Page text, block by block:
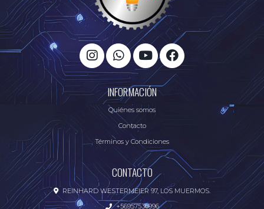
INFORMACIÓN
Quiénes somos
Contacto
Términos y Condiciones
CONTACTO
REINHARD WESTERMEIER 97, LOS MUERMOS.
+56957536996